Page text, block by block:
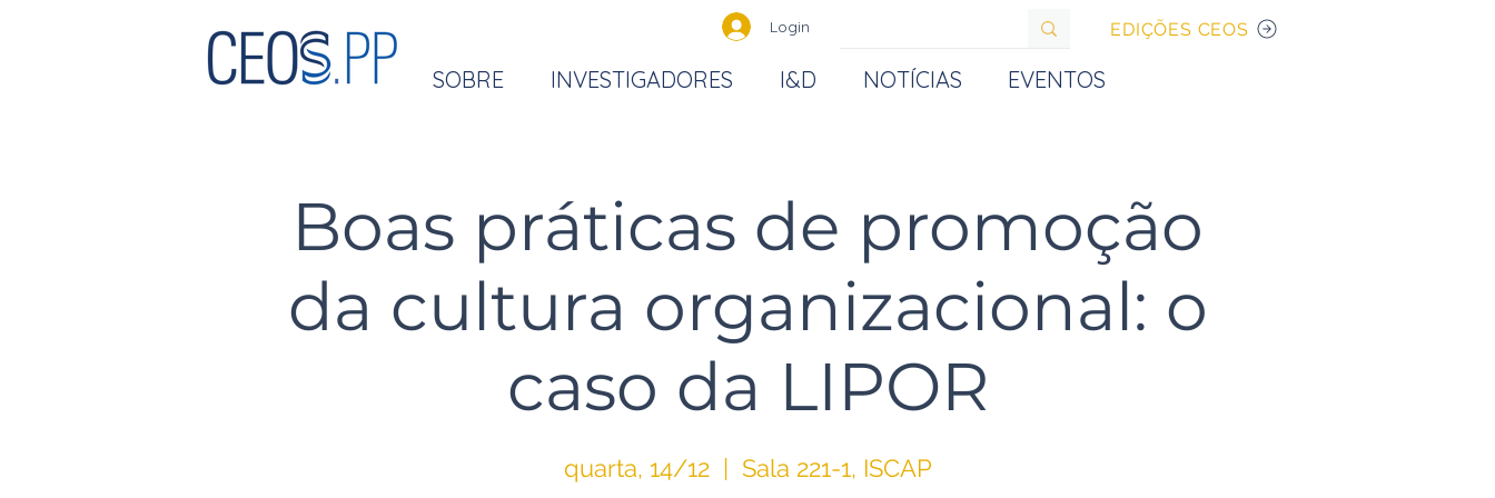
Login EDIÇÕES CEOS
SOBRE INVESTIGADORES I&D NOTÍCIAS EVENTOS
Boas práticas de promoção
da cultura organizacional: o
caso da LIPOR
quarta, 14/12
  |
Sala 221-1, ISCAP